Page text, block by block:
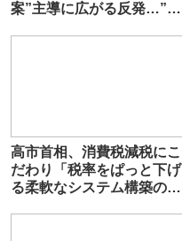
案”主導に広がる反発…”天
高市首相、消費税減税にこ
だわり「税率をぱっと下げ
る柔軟なシステム構築のチ